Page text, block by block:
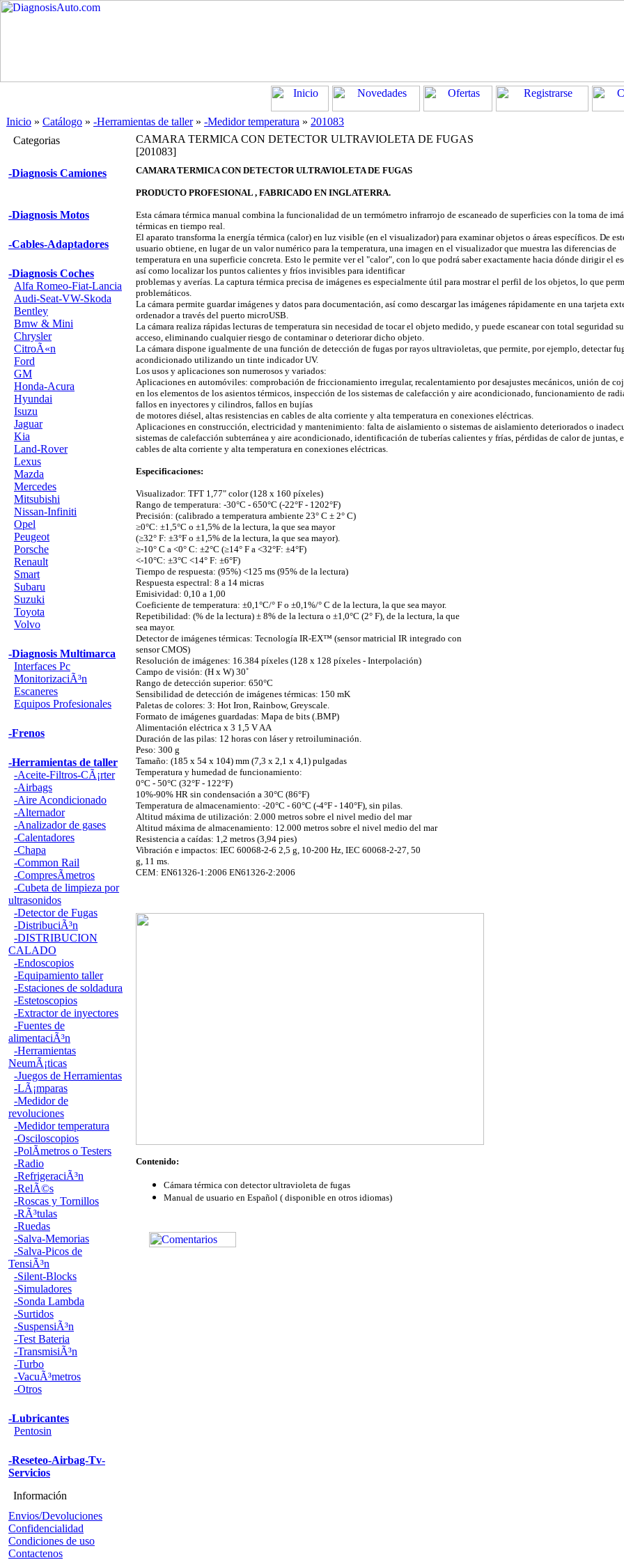
Inicio » Catálogo » -Herramientas de taller» -Medidor temperatura » 201083
Categorias
-Diagnosis Camiones
-Diagnosis Motos
-Cables-Adaptadores
-Diagnosis Coches
Alfa Romeo-Fiat-Lancia
Audi-Seat-VW-Skoda
Bentley
Bmw & Mini
Chrysler
CitroÃ«n
Ford
GM
Honda-Acura
Hyundai
Isuzu
Jaguar
Kia
Land-Rover
Lexus
Mazda
Mercedes
Mitsubishi
Nissan-Infiniti
Opel
Peugeot
Porsche
Renault
Smart
Subaru
Suzuki
Toyota
Volvo
-Diagnosis Multimarca
Interfaces Pc
MonitorizaciÃ³n
Escaneres
Equipos Profesionales
-Frenos
-Herramientas de taller
-Aceite-Filtros-CÃ¡rter
-Airbags
-Aire Acondicionado
-Alternador
-Analizador de gases
-Calentadores
-Chapa
-Common Rail
-CompresÃ­metros
-Cubeta de limpieza por
ultrasonidos
-Detector de Fugas
-DistribuciÃ³n
-DISTRIBUCION
CALADO
-Endoscopios
-Equipamiento taller
-Estaciones de soldadura
-Estetoscopios
-Extractor de inyectores
-Fuentes de
alimentaciÃ³n
-Herramientas
NeumÃ¡ticas
-Juegos de Herramientas
-LÃ¡mparas
-Medidor de
revoluciones
-Medidor temperatura
-Osciloscopios
-PolÃ­metros o Testers
-Radio
-RefrigeraciÃ³n
-RelÃ©s
-Roscas y Tornillos
-RÃ³tulas
-Ruedas
-Salva-Memorias
-Salva-Picos de
TensiÃ³n
-Silent-Blocks
-Simuladores
-Sonda Lambda
-Surtidos
-SuspensiÃ³n
-Test Bateria
-TransmisiÃ³n
-Turbo
-VacuÃ³metros
-Otros
-Lubricantes
Pentosin
-Reseteo-Airbag-Tv-
Servicios
Información
Envios/Devoluciones
Confidencialidad
Condiciones de uso
Contactenos
CAMARA TERMICA CON DETECTOR ULTRAVIOLETA DE FUGAS
[201083]
CAMARA TERMICA CON DETECTOR ULTRAVIOLETA DE FUGAS
PRODUCTO PROFESIONAL , FABRICADO EN INGLATERRA.
Esta cámara térmica manual combina la funcionalidad de un termómetro infrarrojo de escaneado de superficies con la toma de
térmicas en tiempo real.
El aparato transforma la energía térmica (calor) en luz visible (en el visualizador) para examinar objetos o áreas específicos. De
usuario obtiene, en lugar de un valor numérico para la temperatura, una imagen en el visualizador que muestra las diferencias de
temperatura en una superficie concreta. Esto le permite ver el "calor", con lo que podrá saber exactamente hacia dónde dirigir el
así como localizar los puntos calientes y fríos invisibles para identificar
problemas y averías. La captura térmica precisa de imágenes es especialmente útil para mostrar el perfil de los objetos, lo que
problemáticos.
La cámara permite guardar imágenes y datos para documentación, así como descargar las imágenes rápidamente en una tarjeta
ordenador a través del puerto microUSB.
La cámara realiza rápidas lecturas de temperatura sin necesidad de tocar el objeto medido, y puede escanear con total seguridad
acceso, eliminando cualquier riesgo de contaminar o deteriorar dicho objeto.
La cámara dispone igualmente de una función de detección de fugas por rayos ultravioletas, que permite, por ejemplo, detectar
acondicionado utilizando un tinte indicador UV.
Los usos y aplicaciones son numerosos y variados:
Aplicaciones en automóviles: comprobación de friccionamiento irregular, recalentamiento por desajustes mecánicos, unión de
en los elementos de los asientos térmicos, inspección de los sistemas de calefacción y aire acondicionado, funcionamiento de
fallos en inyectores y cilindros, fallos en bujías
de motores diésel, altas resistencias en cables de alta corriente y alta temperatura en conexiones eléctricas.
Aplicaciones en construcción, electricidad y mantenimiento: falta de aislamiento o sistemas de aislamiento deteriorados o
sistemas de calefacción subterránea y aire acondicionado, identificación de tuberías calientes y frías, pérdidas de calor de juntas,
cables de alta corriente y alta temperatura en conexiones eléctricas.
Especificaciones:
Visualizador: TFT 1,77" color (128 x 160 píxeles)
Rango de temperatura: -30°C - 650°C (-22°F - 1202°F)
Precisión: (calibrado a temperatura ambiente 23° C ± 2° C)
≥0°C: ±1,5°C o ±1,5% de la lectura, la que sea mayor
(≥32° F: ±3°F o ±1,5% de la lectura, la que sea mayor).
≥-10° C a <0° C: ±2°C (≥14° F a <32°F: ±4°F)
<-10°C: ±3°C <14° F: ±6°F)
Tiempo de respuesta: (95%) <125 ms (95% de la lectura)
Respuesta espectral: 8 a 14 micras
Emisividad: 0,10 a 1,00
Coeficiente de temperatura: ±0,1°C/° F o ±0,1%/° C de la lectura, la que sea mayor.
Repetibilidad: (% de la lectura) ± 8% de la lectura o ±1,0°C (2° F), de la lectura, la que
sea mayor.
Detector de imágenes térmicas: Tecnología IR-EX™ (sensor matricial IR integrado con
sensor CMOS)
Resolución de imágenes: 16.384 píxeles (128 x 128 píxeles - Interpolación)
Campo de visión: (H x W) 30˚
Rango de detección superior: 650°C
Sensibilidad de detección de imágenes térmicas: 150 mK
Paletas de colores: 3: Hot Iron, Rainbow, Greyscale.
Formato de imágenes guardadas: Mapa de bits (.BMP)
Alimentación eléctrica x 3 1,5 V AA
Duración de las pilas: 12 horas con láser y retroiluminación.
Peso: 300 g
Tamaño: (185 x 54 x 104) mm (7,3 x 2,1 x 4,1) pulgadas
Temperatura y humedad de funcionamiento:
0°C - 50°C (32°F - 122°F)
10%-90% HR sin condensación a 30°C (86°F)
Temperatura de almacenamiento: -20°C - 60°C (-4°F - 140°F), sin pilas.
Altitud máxima de utilización: 2.000 metros sobre el nivel medio del mar
Altitud máxima de almacenamiento: 12.000 metros sobre el nivel medio del mar
Resistencia a caídas: 1,2 metros (3,94 pies)
Vibración e impactos: IEC 60068-2-6 2,5 g, 10-200 Hz, IEC 60068-2-27, 50
g, 11 ms.
CEM: EN61326-1:2006 EN61326-2:2006
Contenido:
Cámara térmica con detector ultravioleta de fugas
Manual de usuario en Español ( disponible en otros idiomas)